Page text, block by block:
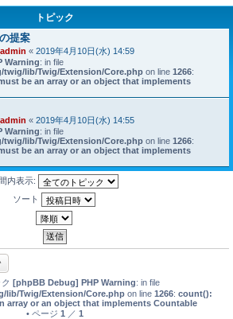
トピック
提案
« 2019年4月10日(水) 14:59
Warning: in file
twig/lib/Twig/Extension/Core.php on line 1266:
be an array or an object that implements
« 2019年4月10日(水) 14:55
Warning: in file
twig/lib/Twig/Extension/Core.php on line 1266:
be an array or an object that implements
内表示:
ソート
[phpBB Debug] PHP Warning: in file
lib/Twig/Extension/Core.phpon line 1266: count():
array or an object that implements Countable
• ページ 1 ／ 1